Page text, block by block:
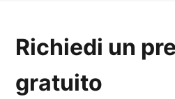
Richiedi un
gratuito